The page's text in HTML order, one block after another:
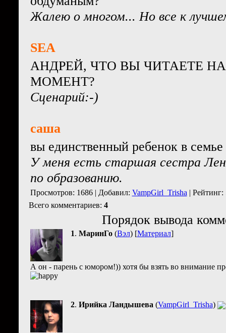
Жалею о многом... Но все к
SEA
АНДРЕЙ, ЧТО ВЫ ЧИТАЕТЕ
МОМЕНТ?
Сценарий:-)
саша
вы единственный ребенок в семье
У меня есть старшая сестра
по образованию.
Просмотров: 1686 | Добавил: VampGirl_Trisha |
Всего комментариев: 4
Порядок вывода
1. МаринГо (Вэл) [Материал]
А он - парень с юмором!)) хотя бы взять во внимание
2. Ирийка Ландышева (VampGirl_Trisha)